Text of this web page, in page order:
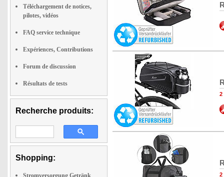
Téléchargement de notices,
pilotes, vidéos
FAQ service technique
Expériences, Contributions
Forum de discussion
Résultats de tests
Recherche produits:
Shopping:
Stromversorgung Getränk
2
2